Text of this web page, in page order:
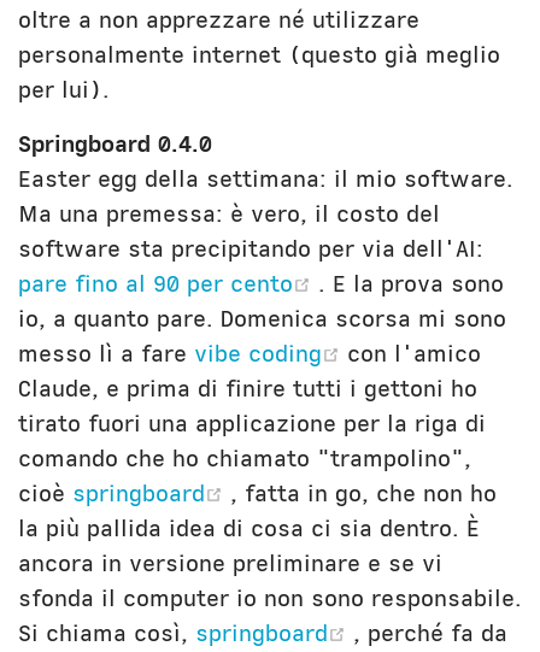
oltre a non apprezzare né utilizzare
personalmente internet (questo già meglio
per lui).
Springboard 0.4.0
Easter egg della settimana: il mio software.
Ma una premessa: è vero, il costo del
software sta precipitando per via dell'AI:
pare fino al 90 per cento
(opens new
. E la prova sono
io, a quanto pare. Domenica scorsa mi sono
messo lì a fare vibe coding (opens new
con l'amico
Claude, e prima di finire tutti i gettoni ho
tirato fuori una applicazione per la riga di
comando che ho chiamato "trampolino",
cioè springboard (opens new window)
, fatta in go, che non ho
la più pallida idea di cosa ci sia dentro. È
ancora in versione preliminare e se vi
sfonda il computer io non sono responsabile.
Si chiama così, springboard (opens new
, perché fa da